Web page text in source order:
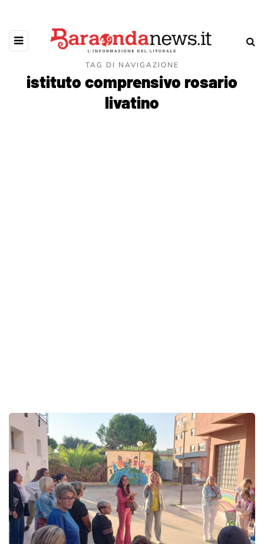
TAG DI NAVIGAZIONE
istituto comprensivo rosario
livatino